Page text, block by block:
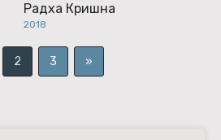
Радха Кришна
2018
2 3 »